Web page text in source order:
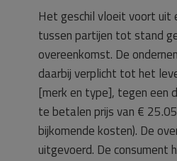
Het geschil vloeit voort uit
tussen partijen tot stand
overeenkomst. De
daarbij verplicht tot het
[merk en type], tegen een
te betalen prijs van €
bijkomende kosten). De
uitgevoerd. De consument